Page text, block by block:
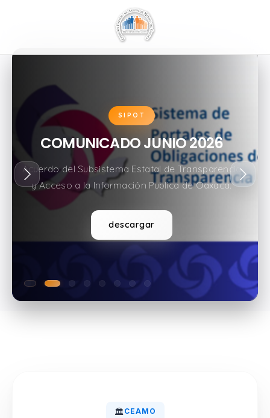
SIPOT
COMUNICADO JUNIO 2026
Acuerdo del Subsistema Estatal de Transparencia
y Acceso a la Información Publica de Oaxaca.
descargar
🏛️ CEAMO